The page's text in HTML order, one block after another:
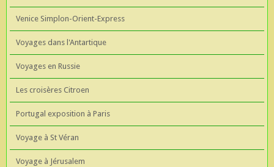
Venice Simplon-Orient-Express
Voyages dans l'Antartique
Voyages en Russie
Les croisères Citroen
Portugal exposition à Paris
Voyage à St Véran
Voyage à Jérusalem